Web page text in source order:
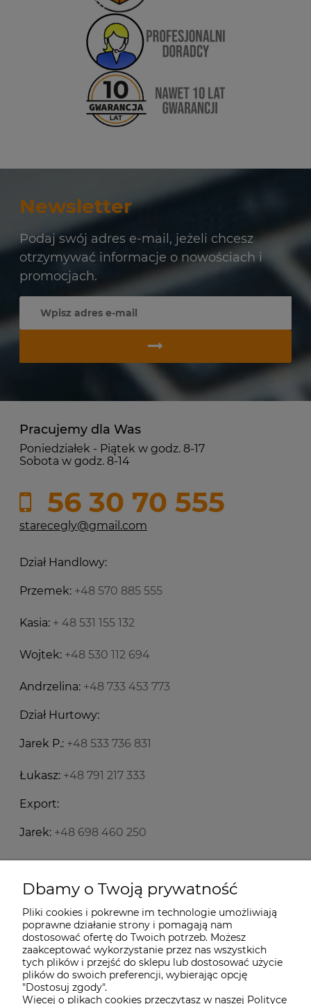
Newsletter
Podaj swój adres e-mail, jeżeli chcesz
otrzymywać informacje o nowościach i
promocjach.
Pracujemy dla Was
Poniedziałek - Piątek w godz. 8-17
Sobota w godz. 8-14
56 30 70 555
starecegly@gmail.com
Dział Handlowy:
Przemek: +48 570 885 555
Kasia: + 48 531 155 132
Wojtek: +48 530 112 694
Andrzelina: +48 733 453 773
Dział Hurtowy:
Jarek P.: +48 533 736 831
Łukasz: +48 791 217 333
Export:
Jarek: +48 698 460 250
Starecegly.com
Płatności i dostawa
Moje konto
Dbamy o Twoją prywatność
Pliki cookies i pokrewne im technologie umożliwiają
poprawne działanie strony i pomagają nam
dostosować ofertę do Twoich potrzeb. Możesz
zaakceptować wykorzystanie przez nas wszystkich
tych plików i przejść do sklepu lub dostosować użycie
plików do swoich preferencji, wybierając opcję
"Dostosuj zgody".
Więcej o plikach cookies przeczytasz w naszej Polityce